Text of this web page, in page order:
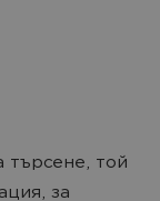
търсене, той
за